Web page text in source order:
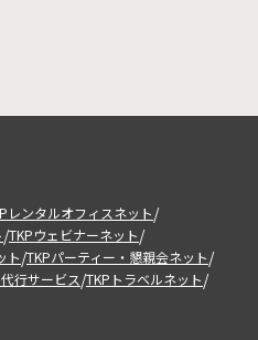
レンタルオフィスネット/
/TKPウェビナーネット/
ト/TKPパーティー・懇親会ネット/
行サービス/TKPトラベルネット/